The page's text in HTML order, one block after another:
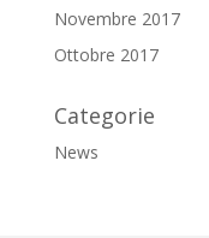
Novembre 2017
Ottobre 2017
Categorie
News